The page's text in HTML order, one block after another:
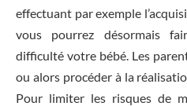
effectuant par exemple
vous pourrez désormais
difficulté votre bébé. Les
ou alors procéder à la
Pour limiter les risques de